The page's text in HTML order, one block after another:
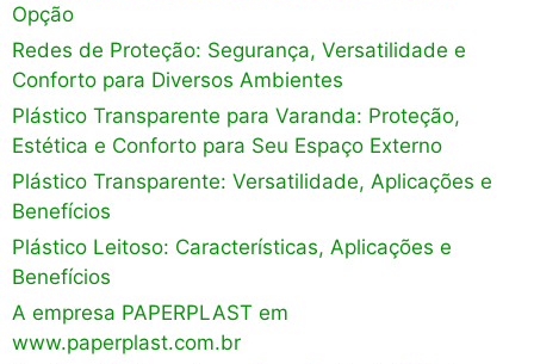
Opção
Redes de Proteção: Segurança, Versatilidade e
Conforto para Diversos Ambientes
Plástico Transparente para Varanda: Proteção,
Estética e Conforto para Seu Espaço Externo
Plástico Transparente: Versatilidade, Aplicações e
Benefícios
Plástico Leitoso: Características, Aplicações e
Benefícios
A empresa PAPERPLAST em
www.paperplast.com.br